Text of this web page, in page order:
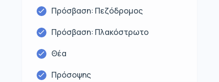
Πρόσβαση: Πεζόδρομος
Πρόσβαση: Πλακόστρωτο
Θέα
Πρόσοψης